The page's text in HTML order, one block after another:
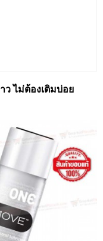
ไม่ต้องเติมบ่อย